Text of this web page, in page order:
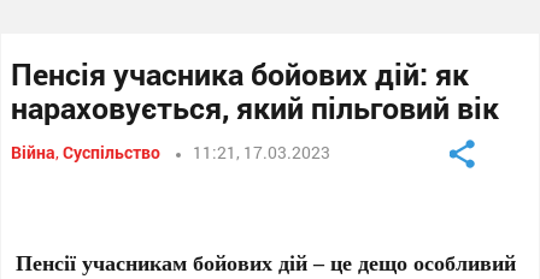
Пенсія учасника бойових дій: як
нараховується, який пільговий вік
Війна,Суспільство 11:21, 17.03.2023
Пенсії учасникам бойових дій – це дещо особливий